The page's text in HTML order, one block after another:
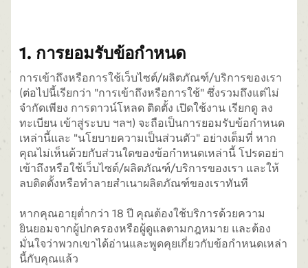
1. การยอมรับข้อกำหนด
การเข้าถึงหรือการใช้เว็บไซต์/ผลิตภัณฑ์/บริการของเรา
(ต่อไปนี้เรียกว่า "การเข้าถึงหรือการใช้" ซึ่งรวมถึงแต่ไม่
จำกัดเพียง การดาวน์โหลด ติดตั้ง เปิดใช้งาน เรียกดู ลง
ทะเบียน เข้าสู่ระบบ ฯลฯ) จะถือเป็นการยอมรับข้อกำหนด
เหล่านี้และ "นโยบายความเป็นส่วนตัว" อย่างเต็มที่ หาก
คุณไม่เห็นด้วยกับส่วนใดของข้อกำหนดเหล่านี้ โปรดอย่า
เข้าถึงหรือใช้เว็บไซต์/ผลิตภัณฑ์/บริการของเรา และให้
ลบติดตั้งหรือทำลายสำเนาผลิตภัณฑ์ของเราทันที
หากคุณอายุต่ำกว่า 18 ปี คุณต้องใช้บริการด้วยความ
ยินยอมจากผู้ปกครองหรือผู้ดูแลตามกฎหมาย และต้อง
มั่นใจว่าพวกเขาได้อ่านและพูดคุยเกี่ยวกับข้อกำหนดเหล่า
นี้กับคุณแล้ว